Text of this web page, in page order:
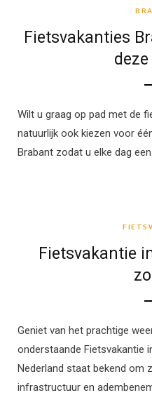
Fietsvakanties
Wilt u graag op pad met de
natuurlijk ook kiezen voor
Brabant zodat u elke dag
Fietsvakantie
Geniet van het prachtige
onderstaande Fietsvakantie
Nederland staat bekend om
infrastructuur en